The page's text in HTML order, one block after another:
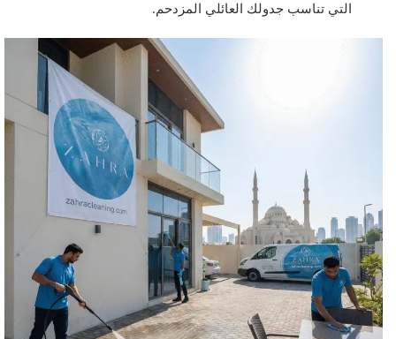
التي تناسب جدولك العائلي المزدحم.